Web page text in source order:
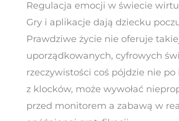
Regulacja emocji w świecie
Gry i aplikacje dają dziecku
Prawdziwe życie nie oferuje
uporządkowanych, cyfrowych
rzeczywistości coś pójdzie nie
z klocków, może wywołać
przed monitorem a zabawą w